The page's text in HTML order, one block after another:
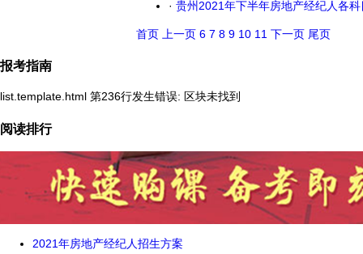
· 贵州2021年下半年房地产经纪人各
首页 上一页 6 7 8 9 10 11 下一页 尾页
报考指南
list.template.html 第236行发生错误: 区块未找到
阅读排行
2021年房地产经纪人招生方案